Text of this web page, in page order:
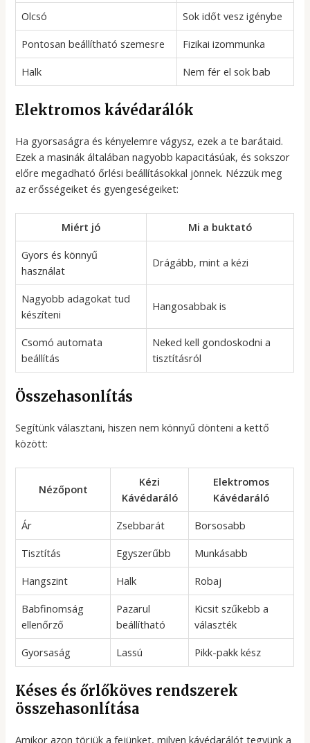
Olcsó
Sok időt vesz igénybe
Pontosan beállítható szemesre
Fizikai izommunka
Halk
Nem fér el sok bab
Elektromos kávédarálók
Ha gyorsaságra és kényelemre vágysz, ezek a te barátaid.
Ezek a masinák általában nagyobb kapacitásúak, és sokszor
előre megadható őrlési beállításokkal jönnek. Nézzük meg
az erősségeiket és gyengeségeiket:
Miért jó
Mi a buktató
Gyors és könnyű
használat
Drágább, mint a kézi
Nagyobb adagokat tud
készíteni
Hangosabbak is
Csomó automata
beállítás
Neked kell gondoskodni a
tisztításról
Összehasonlítás
Segítünk választani, hiszen nem könnyű dönteni a kettő
között:
Nézőpont
Kézi
Kávédaráló
Elektromos
Kávédaráló
Ár
Zsebbarát
Borsosabb
Tisztítás
Egyszerűbb
Munkásabb
Hangszint
Halk
Robaj
Babfinomság
ellenőrző
Pazarul
beállítható
Kicsit szűkebb a
választék
Gyorsaság
Lassú Pikk-pakk kész
Késes és őrlőköves rendszerek
összehasonlítása
Amikor azon törjük a fejünket, milyen kávédarálót tegyünk a